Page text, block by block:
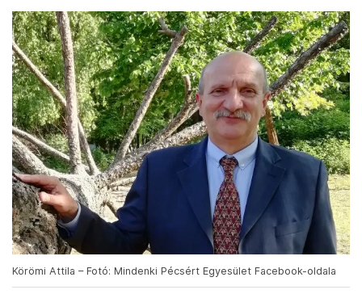
Körömi Attila – Fotó: Mindenki Pécsért Egyesület Facebook-oldala